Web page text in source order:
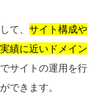
て、 サイト構成や
績に近いドメイン
サイトの運用を行
できます。